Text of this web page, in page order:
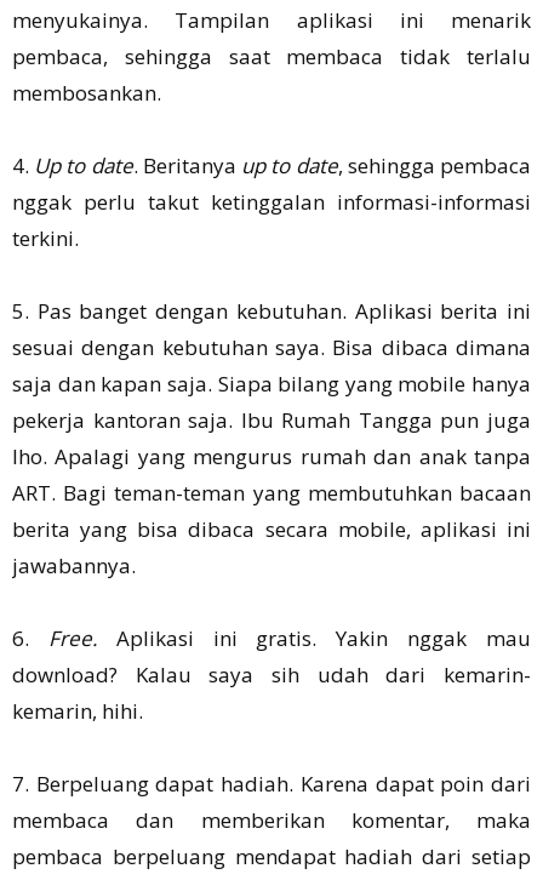
menyukainya. Tampilan aplikasi ini menarik
pembaca, sehingga saat membaca tidak terlalu
membosankan.
4. Up to date. Beritanya up to date, sehingga pembaca
nggak perlu takut ketinggalan informasi-informasi
terkini.
5. Pas banget dengan kebutuhan. Aplikasi berita ini
sesuai dengan kebutuhan saya. Bisa dibaca dimana
saja dan kapan saja. Siapa bilang yang mobile hanya
pekerja kantoran saja. Ibu Rumah Tangga pun juga
lho. Apalagi yang mengurus rumah dan anak tanpa
ART. Bagi teman-teman yang membutuhkan bacaan
berita yang bisa dibaca secara mobile, aplikasi ini
jawabannya.
6. Free.Aplikasi ini gratis. Yakin nggak mau
download? Kalau saya sih udah dari kemarin-
kemarin, hihi.
7. Berpeluang dapat hadiah. Karena dapat poin dari
membaca dan memberikan komentar, maka
pembaca berpeluang mendapat hadiah dari setiap